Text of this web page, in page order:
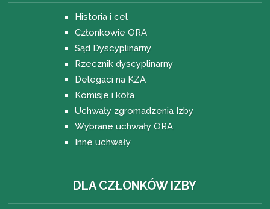
Historia i cel
Członkowie ORA
Sąd Dyscyplinarny
Rzecznik dyscyplinarny
Delegaci na KZA
Komisje i koła
Uchwały zgromadzenia Izby
Wybrane uchwały ORA
Inne uchwały
DLA CZŁONKÓW IZBY